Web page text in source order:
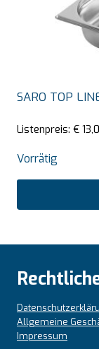
SARO TOP
Listenpreis: €
Vorrätig
Allgemeine
Impressum